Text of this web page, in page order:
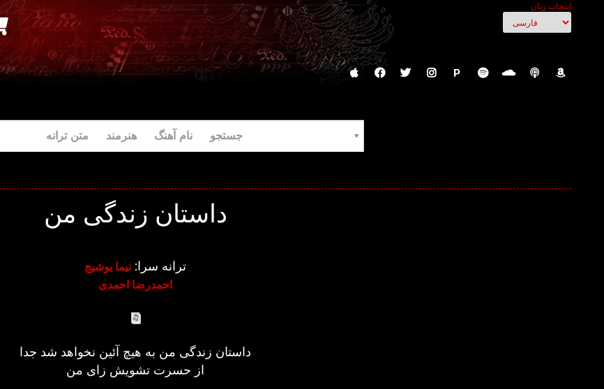
انتخاب زبان
P
جستجو نام آهنگ هنرمند متن ترانه
داستان زندگی من
ترانه سرا: نیما یوشیج
احمدرضا احمدی
داستان زندگی من به هیچ آئین نخواهد شد جدا
از حسرت تشویش زای من